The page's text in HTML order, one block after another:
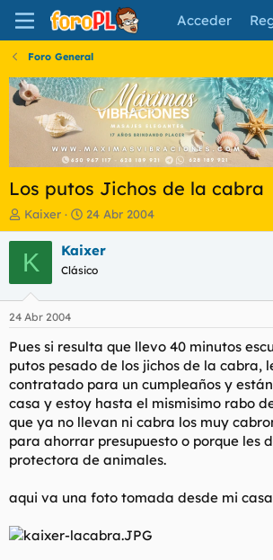
Acceder
Foro General
Los putos Jichos de la cabra
I
n
i
c
a
d
o
r
d
e
l
t
e
m
a
Kaixer
F
e
c
a
i
n
i
c
i
o
24 Abr 2004
K Kaixer
Clásico
24 Abr 2004
Pues si resulta que llevo 40 minutos
putos pesado de los jichos de la cabra,
contratado para un cumpleaños y
casa y estoy hasta el mismisimo rabo
que ya no llevan ni cabra los muy
para ahorrar presupuesto o porque les
protectora de animales.
aqui va una foto tomada desde mi casa